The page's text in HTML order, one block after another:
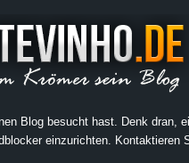
Blog besucht hast. Denk dran,
einzurichten. Kontaktieren